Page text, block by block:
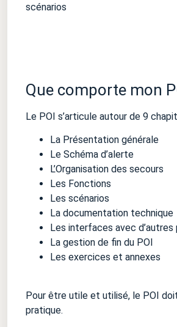
scénarios
Que comporte mon
Le POI s’articule autour de 9
La Présentation générale
Le Schéma d’alerte
L’Organisation des secours
Les Fonctions
Les scénarios
La documentation technique
Les interfaces avec d’autres
La gestion de fin du POI
Les exercices et annexes
Pour être utile et utilisé, le POI
pratique.